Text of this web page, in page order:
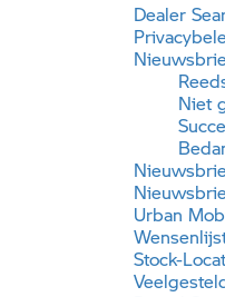
Dealer
Niet
Urban
Stock-